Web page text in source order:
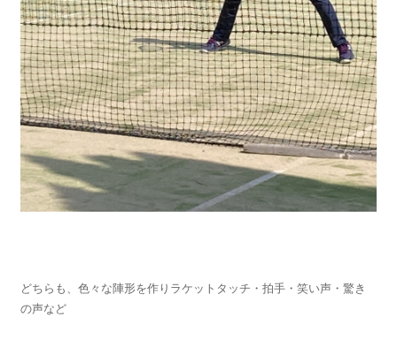
どちらも、色々な陣形を作りラケットタッチ・拍手・笑い声・驚き
の声など